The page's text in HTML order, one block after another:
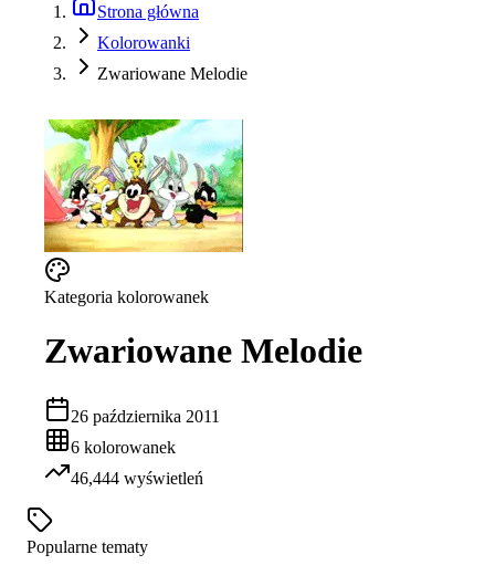
Strona główna
Kolorowanki
Zwariowane Melodie
Kategoria kolorowanek
Zwariowane Melodie
26 października 2011
6 kolorowanek
46,444 wyświetleń
Popularne tematy